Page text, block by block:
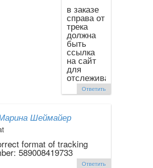
в заказе
справа от
трека
должна
быть
ссылка
на сайт
для
отслеживания
Ответить
Шеймайер
format of tracking
589008419733
Ответить